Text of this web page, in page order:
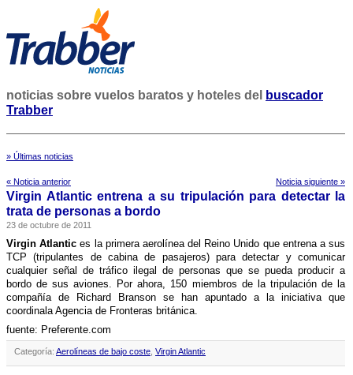
noticias sobre vuelos baratos y hoteles del
buscador
Trabber
» Últimas noticias
« Noticia anterior Noticia siguiente »
Virgin Atlantic entrena a su tripulación para detectar la
trata de personas a bordo
23 de octubre de 2011
Virgin Atlantic es la primera aerolí­nea del Reino Unido que entrena a sus
TCP (tripulantes de cabina de pasajeros) para detectar y comunicar
cualquier señal de tráfico ilegal de personas que se pueda producir a
bordo de sus aviones. Por ahora, 150 miembros de la tripulación de la
compañí­a de Richard Branson se han apuntado a la iniciativa que
coordinala Agencia de Fronteras británica.
fuente: Preferente.com
Categoría: Aerolíneas de bajo coste Virgin Atlantic